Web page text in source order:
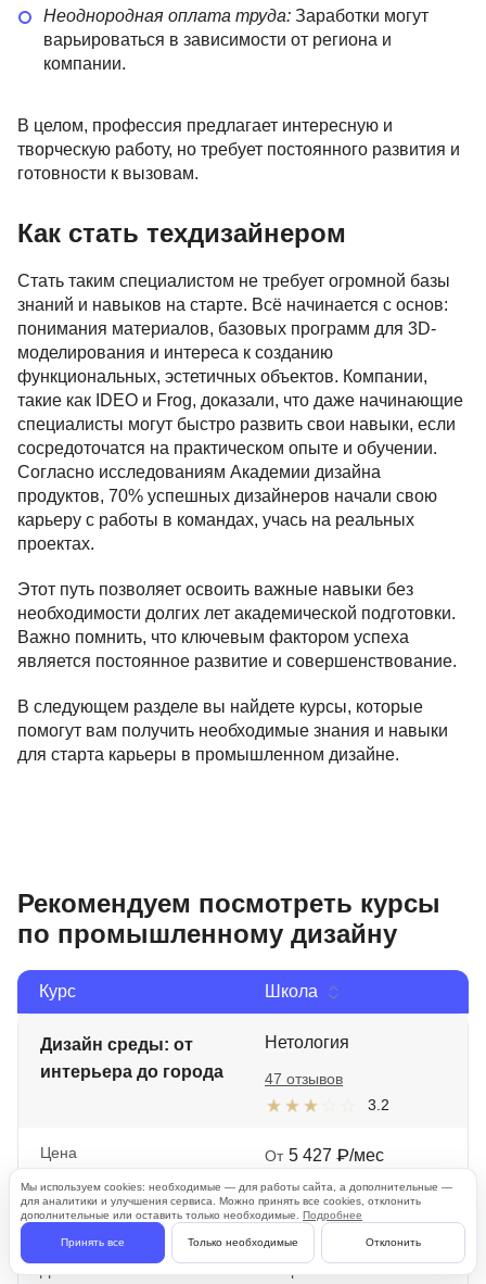
Неоднородная оплата труда: Заработки могут
варьироваться в зависимости от региона и
компании.
В целом, профессия предлагает интересную и
творческую работу, но требует постоянного развития и
готовности к вызовам.
Как стать техдизайнером
Стать таким специалистом не требует огромной базы
знаний и навыков на старте. Всё начинается с основ:
понимания материалов, базовых программ для 3D-
моделирования и интереса к созданию
функциональных, эстетичных объектов. Компании,
такие как IDEO и Frog, доказали, что даже начинающие
специалисты могут быстро развить свои навыки, если
сосредоточатся на практическом опыте и обучении.
Согласно исследованиям Академии дизайна
продуктов, 70% успешных дизайнеров начали свою
карьеру с работы в командах, учась на реальных
проектах.
Этот путь позволяет освоить важные навыки без
необходимости долгих лет академической подготовки.
Важно помнить, что ключевым фактором успеха
является постоянное развитие и совершенствование.
В следующем разделе вы найдете курсы, которые
помогут вам получить необходимые знания и навыки
для старта карьеры в промышленном дизайне.
Рекомендуем посмотреть курсы
по промышленному дизайну
Курс Школа
Дизайн среды: от
интерьера до города
Нетология
3.2
47 отзывов
Цена
390 750 ₽
с промокодомkursy-online
От 5 427 ₽/мес
Мы используем cookies: необходимые — для работы сайта, а дополнительные —
для аналитики и улучшения сервиса. Можно принять все cookies, отклонить
дополнительные или оставить только необходимые. Подробнее
Принять все Только необходимые Отклонить